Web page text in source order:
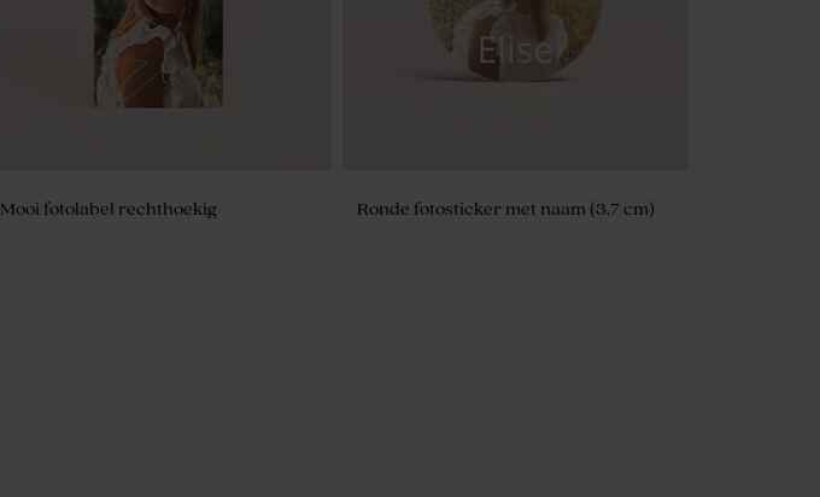
Mooi fotolabel rechthoekig Ronde fotosticker met naam (3,7 cm)